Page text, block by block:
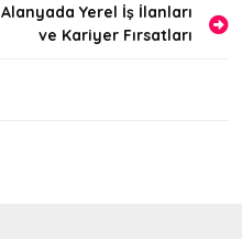
Alanyada Yerel İş İlanları
ve Kariyer Fırsatları